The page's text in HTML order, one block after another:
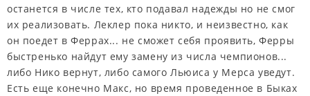
останется в числе тех, кто подавал надежды но не смог
их реализовать. Леклер пока никто, и неизвестно, как
он поедет в Феррах... не сможет себя проявить, Ферры
быстренько найдут ему замену из числа чемпионов...
либо Нико вернут, либо самого Льюиса у Мерса уведут.
Есть еще конечно Макс, но время проведенное в Быках